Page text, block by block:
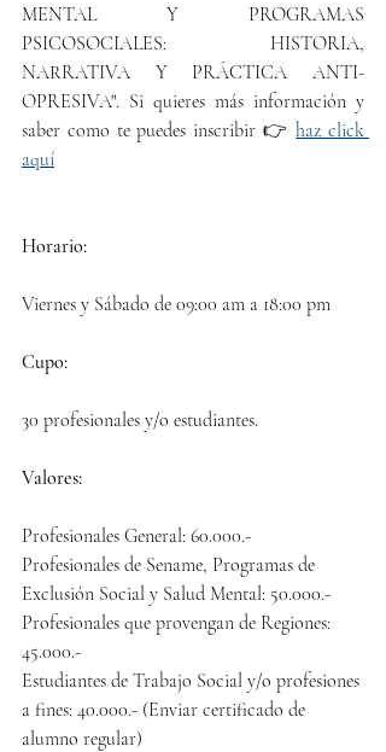
MENTAL Y PROGRAMAS
PSICOSOCIALES: HISTORIA,
NARRATIVA Y PRÁCTICA ANTI-
OPRESIVA". Si quieres más información y
saber como te puedes inscribir 👉 haz click
aquí
Horario:
Viernes y Sábado de 09:00 am a 18:00 pm
Cupo:
30 profesionales y/o estudiantes.
Valores:
Profesionales General: 60.000.-
Profesionales de Sename, Programas de
Exclusión Social y Salud Mental: 50.000.-
Profesionales que provengan de Regiones:
45.000.-
Estudiantes de Trabajo Social y/o profesiones
a fines: 40.000.- (Enviar certificado de
alumno regular)